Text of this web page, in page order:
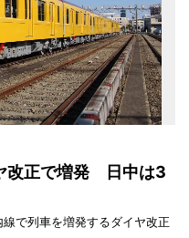
改正で増発 日中は3
で列車を増発するダイヤ改正